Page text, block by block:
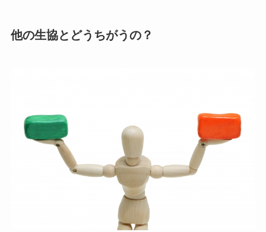
他の生協とどうちがうの？